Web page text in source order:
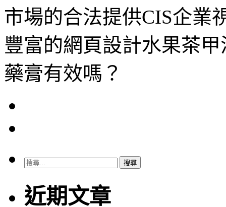
市場的合法提供CIS企業
豐富的網頁設計水果茶
藥膏有效嗎？
搜
關
鍵
近期文章